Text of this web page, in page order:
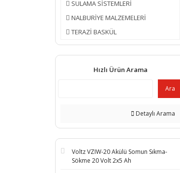
SULAMA SİSTEMLERİ
NALBURİYE MALZEMELERİ
TERAZİ BASKÜL
Hızlı Ürün Arama
Ara
Detaylı Arama
Voltz VZIW-20 Akülü Somun Sıkma-
Sökme 20 Volt 2x5 Ah